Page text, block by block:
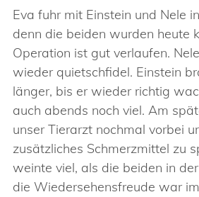
Eva fuhr mit Einstein und Nele
denn die beiden wurden heute
Operation ist gut verlaufen.
wieder quietschfidel. Einstein
länger, bis er wieder richtig
auch abends noch viel. Am
unser Tierarzt nochmal vorbei
zusätzliches Schmerzmittel zu
weinte viel, als die beiden in
die Wiedersehensfreude war